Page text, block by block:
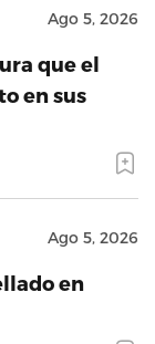
Ago 5, 2026
que el
en sus
Ago 5, 2026
en